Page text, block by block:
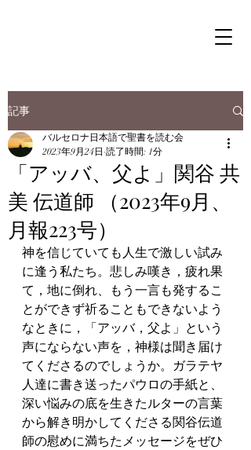
記事
「アッバ、父よ」関谷 共
美 伝道師 （2023年9月、
月報223号）
バルセロナ日本語で聖書を読む会
2023年9月24日 読了時間: 1分
神を信じていても人生で激しい試み
に逢う私たち。悲しみ嘆き，疲れ果
て，地に倒れ、もう一言も発するこ
とができず祈ることもできないよう
なときに，「アッバ，父よ」という
声にならない声を，神様は聞き届け
てくださるのでしょうか。ガラテヤ
人達に書き送ったパウロの手紙と、
深い悩みの底を生きたルターの言葉
から解き明かしてくださる関谷伝道
師の慰めに満ちたメッセージをぜひ